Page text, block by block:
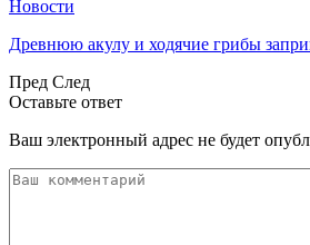
Новости
Древнюю акулу и ходячие грибы
Пред След
Оставьте ответ
Ваш электронный адрес не будет